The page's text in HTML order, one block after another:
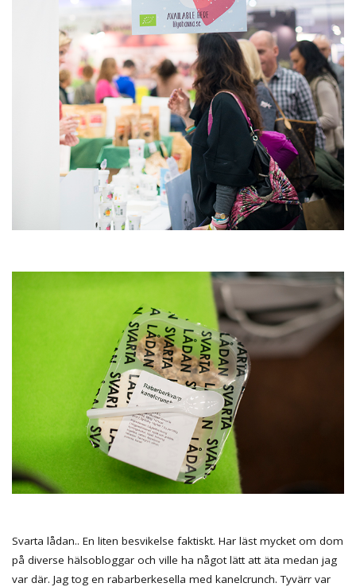
Svarta lådan.. En liten besvikelse faktiskt. Har läst mycket om dom
på diverse hälsobloggar och ville ha något lätt att äta medan jag
var där. Jag tog en rabarberkesella med kanelcrunch. Tyvärr var